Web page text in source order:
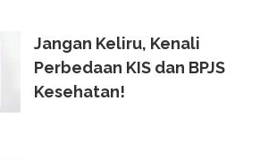
Jangan Keliru, Kenali
Perbedaan KIS dan BPJS
Kesehatan!